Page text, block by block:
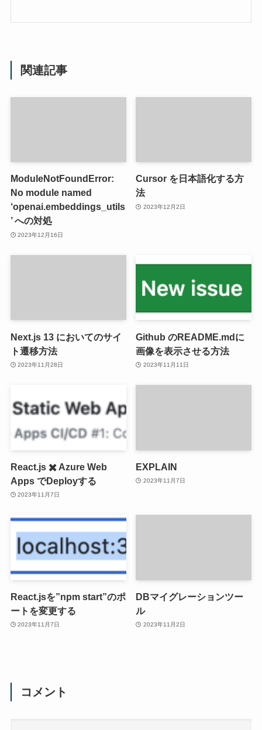
関連記事
ModuleNotFoundError:
No module named
‘openai.embeddings_utils
’ への対処
2023年12月16日
Cursor を日本語化する方
法
2023年12月2日
Next.js 13 においてのサイ
ト遷移方法
2023年11月28日
Github のREADME.mdに
画像を表示させる方法
2023年11月11日
React.js ✖️ Azure Web
Apps でDeployする
2023年11月7日
EXPLAIN
2023年11月7日
React.jsを”npm start”のポ
ートを変更する
2023年11月7日
DBマイグレーションツー
ル
2023年11月2日
コメント